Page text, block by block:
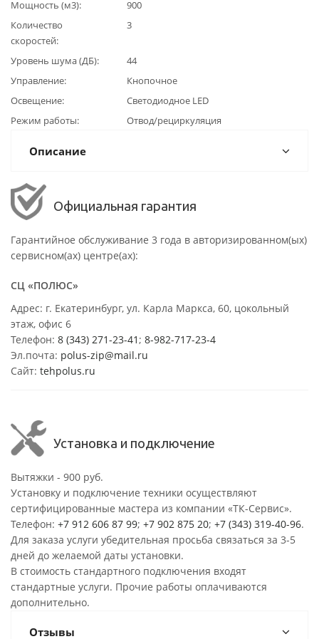
Мощность (м3)
900
Количество
скоростей
3
Уровень шума (ДБ)
44
Управление
Кнопочное
Освещение
Светодиодное LED
Режим работы
Отвод/рециркуляция
Описание
Официальная гарантия
Гарантийное обслуживание 3 года в авторизированном(ых)
сервисном(ах) центре(ах):
СЦ «ПОЛЮС»
Адрес: г. Екатеринбург, ул. Карла Маркса, 60, цокольный
этаж, офис 6
Телефон: 8 (343) 271-23-41 ; 8-982-717-23-4
Эл.почта: polus-zip@mail.ru
Сайт: tehpolus.ru
Установка и подключение
Вытяжки - 900 руб.
Установку и подключение техники осуществляют
сертифицированные мастера из компании «ТК-Сервис».
Телефон: +7 912 606 87 99; +7 902 875 20; +7 (343) 319-40-96.
Для заказа услуги убедительная просьба связаться за 3-5
дней до желаемой даты установки.
В стоимость стандартного подключения входят
стандартные услуги. Прочие работы оплачиваются
дополнительно.
Отзывы